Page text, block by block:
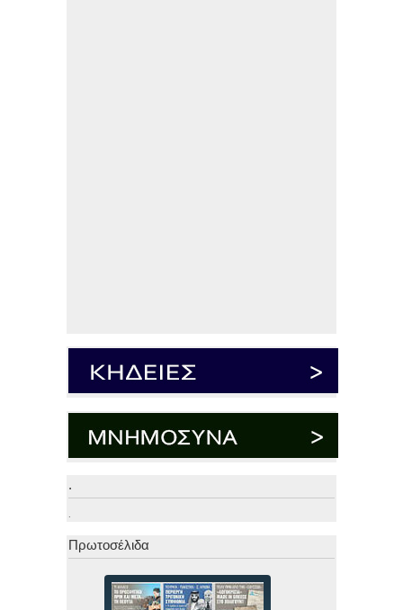
.
.
Πρωτοσέλιδα